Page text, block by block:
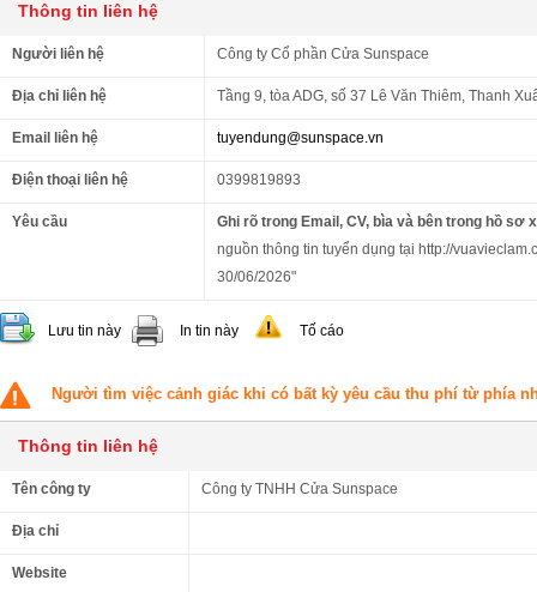
Thông tin liên hệ
Người liên hệ Công ty Cổ phần Cửa Sunspace
Địa chỉ liên hệ Tầng 9, tòa ADG, số 37 Lê Văn Thiêm, Thanh
Email liên hệ tuyendung@sunspace.vn
Điện thoại liên hệ 0399819893
Yêu cầu
Ghi rõ trong Email, CV, bìa và bên trong hồ sơ
nguồn thông tin tuyển dụng tại http://
30/06/2026"
Lưu tin này In tin này Tố cáo
Người tìm việc cảnh giác khi có bất kỳ yêu cầu thu phí từ phía
Thông tin liên hệ
Tên công ty Công ty TNHH Cửa Sunspace
Địa chỉ
Website